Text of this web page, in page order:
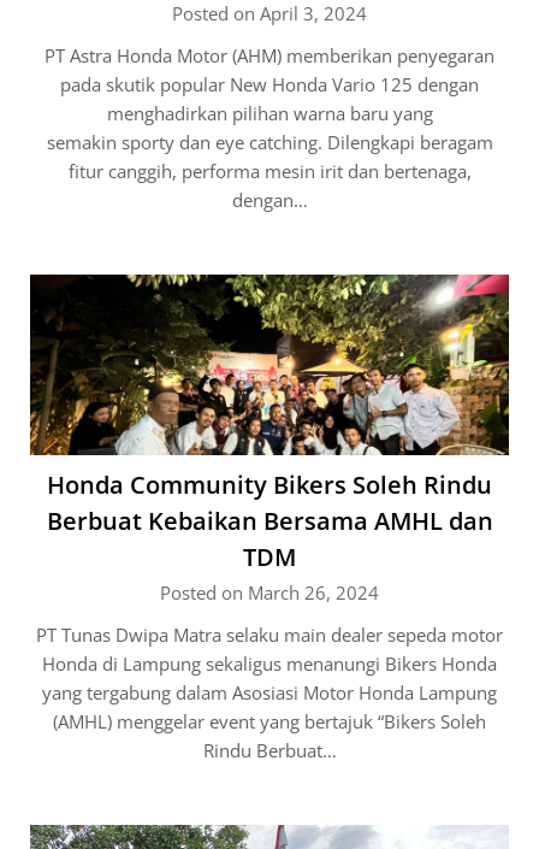
Posted on April 3, 2024
PT Astra Honda Motor (AHM) memberikan penyegaran
pada skutik popular New Honda Vario 125 dengan
menghadirkan pilihan warna baru yang
semakin sporty dan eye catching. Dilengkapi beragam
fitur canggih, performa mesin irit dan bertenaga,
dengan…
Honda Community Bikers Soleh Rindu
Berbuat Kebaikan Bersama AMHL dan
TDM
Posted on March 26, 2024
PT Tunas Dwipa Matra selaku main dealer sepeda motor
Honda di Lampung sekaligus menanungi Bikers Honda
yang tergabung dalam Asosiasi Motor Honda Lampung
(AMHL) menggelar event yang bertajuk “Bikers Soleh
Rindu Berbuat…